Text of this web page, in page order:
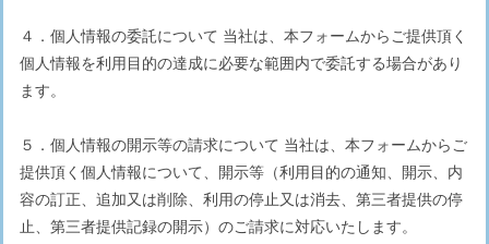
４．個人情報の委託について 当社は、本フォームからご提供頂く
個人情報を利用目的の達成に必要な範囲内で委託する場合があり
ます。
５．個人情報の開示等の請求について 当社は、本フォームからご
提供頂く個人情報について、開示等（利用目的の通知、開示、内
容の訂正、追加又は削除、利用の停止又は消去、第三者提供の停
止、第三者提供記録の開示）のご請求に対応いたします。